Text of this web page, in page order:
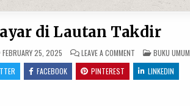
di Lautan Takdir
FEBRUARY 25, 2025 LEAVE A COMMENTON
BERLAYAR
DI
LAUTAN
TAKDIR
POSTED
IN
BUKU UMUM
FACEBOOK PINTEREST LINKEDIN